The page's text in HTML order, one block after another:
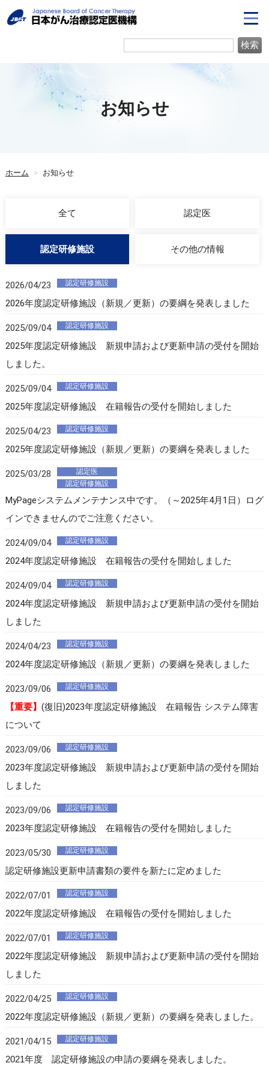
お知らせ
ホーム > お知らせ
全て 認定医
認定研修施設 その他の情報
2026/04/23 認定研修施設
2026年度認定研修施設（新規／更新）の要綱を発表しました
2025/09/04 認定研修施設
2025年度認定研修施設 新規申請および更新申請の受付を開始
しました。
2025/09/04 認定研修施設
2025年度認定研修施設 在籍報告の受付を開始しました
2025/04/23 認定研修施設
2025年度認定研修施設（新規／更新）の要綱を発表しました
2025/03/28
認定医
認定研修施設
MyPageシステムメンテナンス中です。（～2025年4月1日）ログ
インできませんのでご注意ください。
2024/09/04 認定研修施設
2024年度認定研修施設 在籍報告の受付を開始しました
2024/09/04 認定研修施設
2024年度認定研修施設 新規申請および更新申請の受付を開始
しました
2024/04/23 認定研修施設
2024年度認定研修施設（新規／更新）の要綱を発表しました
2023/09/06 認定研修施設
【重要】 (復旧)2023年度認定研修施設 在籍報告 システム障害
について
2023/09/06 認定研修施設
2023年度認定研修施設 新規申請および更新申請の受付を開始
しました
2023/09/06 認定研修施設
2023年度認定研修施設 在籍報告の受付を開始しました
2023/05/30 認定研修施設
認定研修施設更新申請書類の要件を新たに定めました
2022/07/01 認定研修施設
2022年度認定研修施設 在籍報告の受付を開始しました
2022/07/01 認定研修施設
2022年度認定研修施設 新規申請および更新申請の受付を開始
しました
2022/04/25 認定研修施設
2022年度認定研修施設（新規／更新）の要綱を発表しました。
2021/04/15 認定研修施設
2021年度 認定研修施設の申請の要綱を発表しました。